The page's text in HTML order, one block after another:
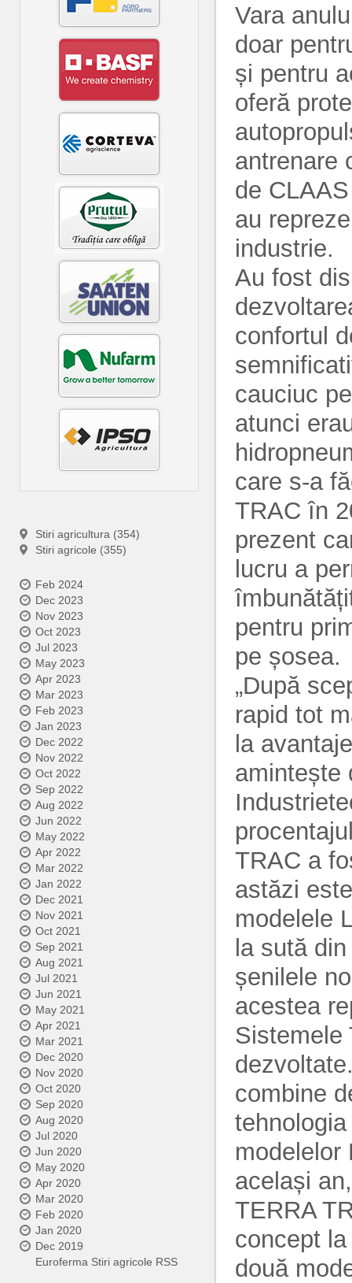
Stiri agricultura (354)
Stiri agricole (355)
Feb 2024
Dec 2023
Nov 2023
Oct 2023
Jul 2023
May 2023
Apr 2023
Mar 2023
Feb 2023
Jan 2023
Dec 2022
Nov 2022
Oct 2022
Sep 2022
Aug 2022
Jun 2022
May 2022
Apr 2022
Mar 2022
Jan 2022
Dec 2021
Nov 2021
Oct 2021
Sep 2021
Aug 2021
Jul 2021
Jun 2021
May 2021
Apr 2021
Mar 2021
Dec 2020
Nov 2020
Oct 2020
Sep 2020
Aug 2020
Jul 2020
Jun 2020
May 2020
Apr 2020
Mar 2020
Feb 2020
Jan 2020
Dec 2019
Euroferma Stiri agricole RSS
Vara
doar
și pentru
oferă
antrenare
de
au
industrie.
Au fost
confortul
cauciuc
atunci
care s-a
TRAC în
prezent
lucru a
pentru
pe șosea.
„După
rapid tot
la
amintește
TRAC a
astăzi
modelele
la sută
șenilele
acestea
Sistemele
combine
modelelor
același
TERRA
concept
două